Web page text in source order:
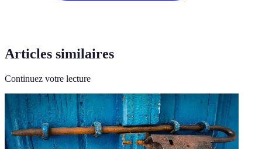
Articles similaires
Continuez votre lecture